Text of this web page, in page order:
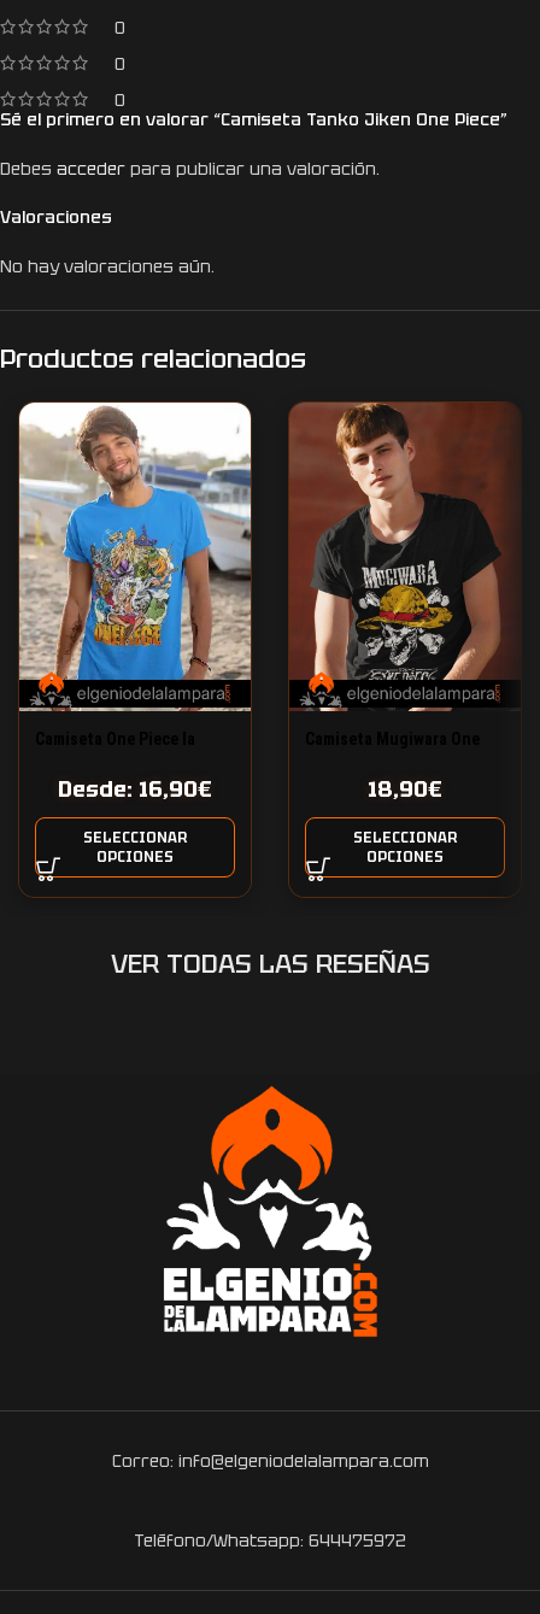
0
0
0
Valoraciones
No hay valoraciones aún.
Sé el primero en valorar “Camiseta Tanko Jiken One Piece”
Debes acceder para publicar una valoración.
Productos relacionados
Desde: 16,90€
SELECCIONAR
OPCIONES
18,90€
SELECCIONAR
OPCIONES
VER TODAS LAS RESEÑAS
Correo: info@elgeniodelalampara.com
Teléfono/Whatsapp: 644475972